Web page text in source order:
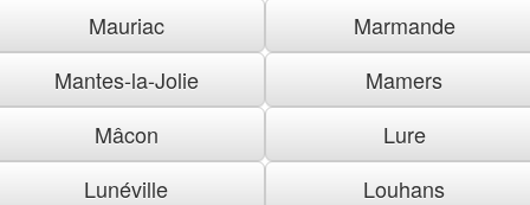
Mauriac
Marmande
Mantes-la-Jolie
Mamers
Mâcon
Lure
Lunéville
Louhans